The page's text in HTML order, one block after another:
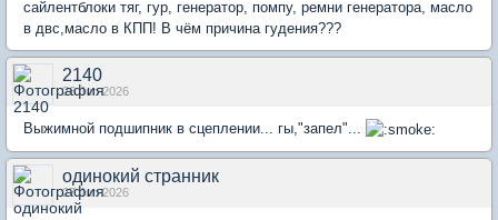
сайлентблоки тяг, гур, генератор, помпу, ремни генератора, масло
в двс,масло в КПП! В чём причина гудения???
2140
26 Jun 2026
Выжимной подшипник в сцеплении... гы,"запел"...
одинокий странник
27 Jun 2026